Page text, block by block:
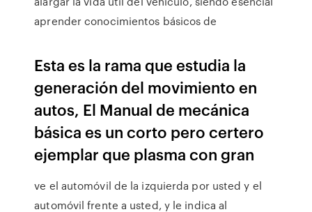
aprender conocimientos básicos de
Esta es la rama que estudia la
generación del movimiento en
autos, El Manual de mecánica
básica es un corto pero certero
ejemplar que plasma con gran
ve el automóvil de la izquierda por usted y el
automóvil frente a usted, y le indica al